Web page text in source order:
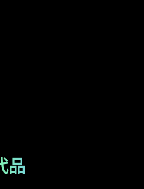
品